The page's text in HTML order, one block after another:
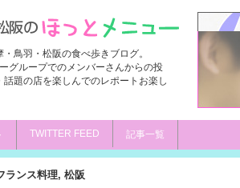
鳥羽・松阪の食べ歩きブログ。
グループでのメンバーさんからの投
題の店を楽しんでのレポートお楽し
TWITTER FEED 記事一覧
ランス料理, 松阪